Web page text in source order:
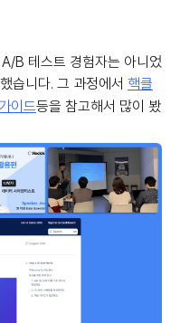
B 테스트 경험자는 아니었
습니다. 그 과정에서 핵클
이드등을 참고해서 많이 봤